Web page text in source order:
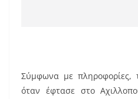
Σύμφωνα με πληροφορίες,
όταν έφτασε στο